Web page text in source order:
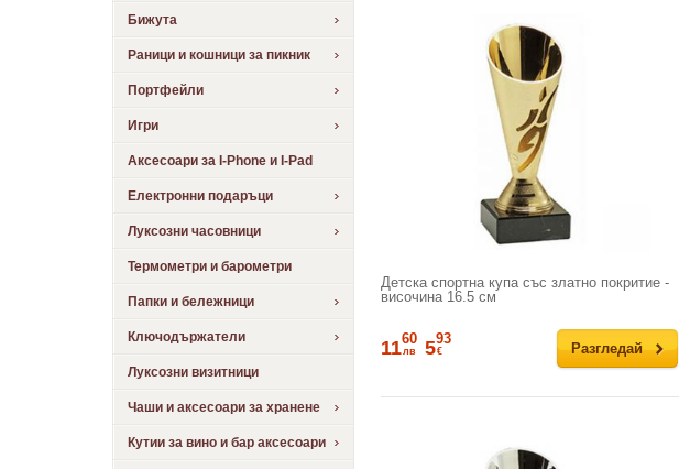
Бижута
Раници и кошници за пикник
Портфейли
Игри
Аксесоари за I-Phone и I-Pad
Електронни подаръци
Луксозни часовници
Термометри и барометри
Папки и бележници
Ключодържатели
Луксозни визитници
Чаши и аксесоари за хранене
Кутии за вино и бар аксесоари
Детска спортна купа със златно покритие -
височина 16.5 см
Разгледай
1160
лв 593
€